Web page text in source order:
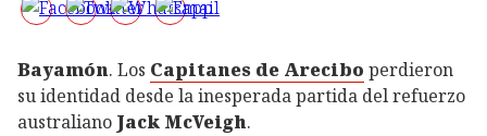
Bayamón. Los Capitanes de Arecibo perdieron
su identidad desde la inesperada partida del refuerzo
australiano Jack McVeigh.